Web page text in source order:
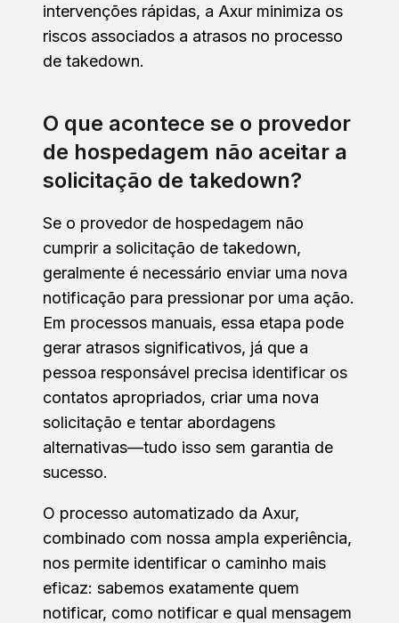
intervenções rápidas, a Axur minimiza os
riscos associados a atrasos no processo
de takedown.
O que acontece se o provedor
de hospedagem não aceitar a
solicitação de takedown?
Se o provedor de hospedagem não
cumprir a solicitação de takedown,
geralmente é necessário enviar uma nova
notificação para pressionar por uma ação.
Em processos manuais, essa etapa pode
gerar atrasos significativos, já que a
pessoa responsável precisa identificar os
contatos apropriados, criar uma nova
solicitação e tentar abordagens
alternativas—tudo isso sem garantia de
sucesso.
O processo automatizado da Axur,
combinado com nossa ampla experiência,
nos permite identificar o caminho mais
eficaz: sabemos exatamente quem
notificar, como notificar e qual mensagem